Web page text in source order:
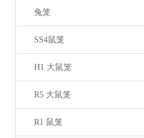
兔笼
SS4鼠笼
H1 大鼠笼
R5 大鼠笼
R1 鼠笼